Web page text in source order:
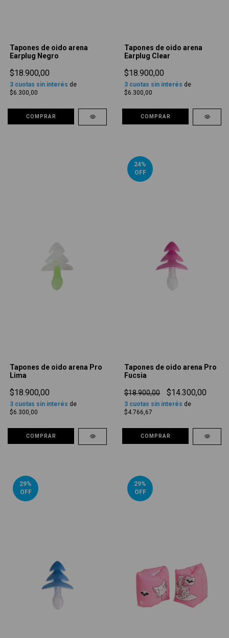
Tapones de oido arena
Earplug Negro
$18.900,00
3 cuotas sin interés de
$6.300,00
COMPRAR
Tapones de oido arena
Earplug Clear
$18.900,00
3 cuotas sin interés de
$6.300,00
COMPRAR
Tapones de oido arena Pro
Lima
$18.900,00
3 cuotas sin interés de
$6.300,00
COMPRAR
24%
OFF
Tapones de oido arena Pro
Fucsia
$18.900,00 $14.300,00
3 cuotas sin interés de
$4.766,67
COMPRAR
29%
OFF
29%
OFF